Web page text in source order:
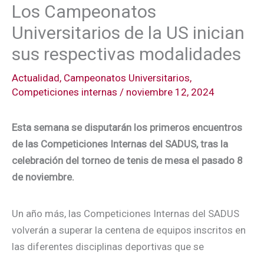
Los Campeonatos
Universitarios de la US inician
sus respectivas modalidades
Actualidad, Campeonatos Universitarios,
Competiciones internas / noviembre 12, 2024
Esta semana se disputarán los primeros encuentros
de las Competiciones Internas del SADUS, tras la
celebración del torneo de tenis de mesa el pasado 8
de noviembre.
Un año más, las Competiciones Internas del SADUS
volverán a superar la centena de equipos inscritos en
las diferentes disciplinas deportivas que se